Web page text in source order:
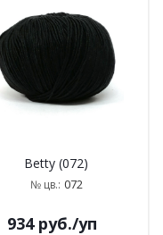
Betty (072)
№ цв.: 072
934руб./уп